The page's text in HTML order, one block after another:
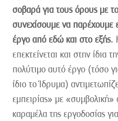
σοβαρά για τους όρους με
συνεχίσουμε να παρέχουμε
έργο από εδώ και στο εξής.
επεκτείνεται και στην ίδια
πολύτιμο αυτό έργο (τόσο
ίδιο το Ίδρυμα)
εμπειρίας» με «συμβολική»
καραμέλα της εργοδοσίας